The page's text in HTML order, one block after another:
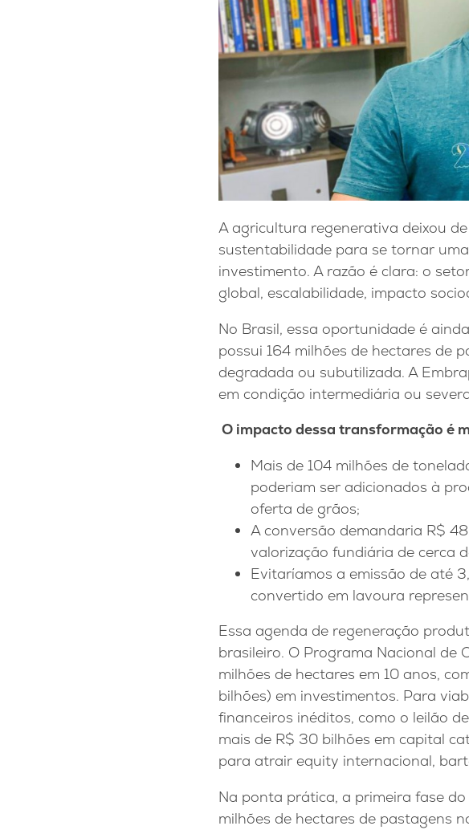
A agricultura regenerativa deixou
sustentabilidade para se tornar
investimento. A razão é clara: o
global, escalabilidade, impacto
No Brasil, essa oportunidade é
possui 164 milhões de hectares de
degradada ou subutilizada. A
em condição intermediária ou
O impacto dessa transformação é
Mais de 104 milhões de
poderiam ser adicionados à
oferta de grãos;
A conversão demandaria R$
valorização fundiária de cerca
Evitaríamos a emissão de até
convertido em lavoura
Essa agenda de regeneração
brasileiro. O Programa Nacional de
milhões de hectares em 10 anos,
bilhões) em investimentos. Para
financeiros inéditos, como o leilão
mais de R$ 30 bilhões em capital
para atrair equity internacional,
Na ponta prática, a primeira fase
milhões de hectares de pastagens